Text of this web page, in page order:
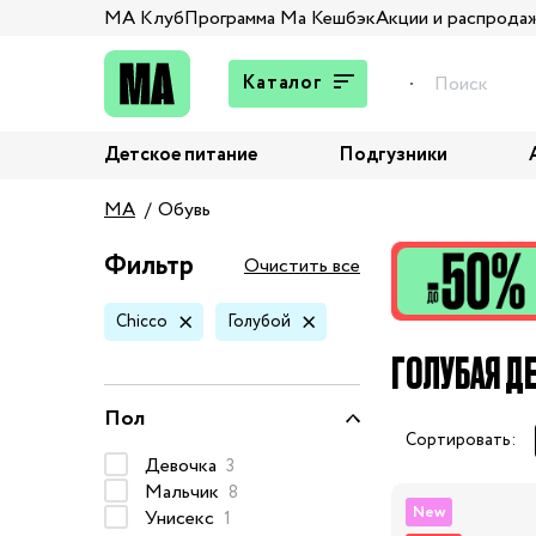
МА КлубПрограмма Ма КешбэкАкции и
Каталог
Верхняя одежда
Жакеты и пиджаки
Кардиганы и пуловеры
Колготы и носки
Комбинезоны,
комплекты, боди
Купальники и плавки
Детское питание Подгузники
MA
Обувь
Фильтр Очистить все
Chicco Голубой
Пол
Девочка 3
Мальчик 8
Унисекс 1
ГОЛУБАЯ
Сортировать:
New